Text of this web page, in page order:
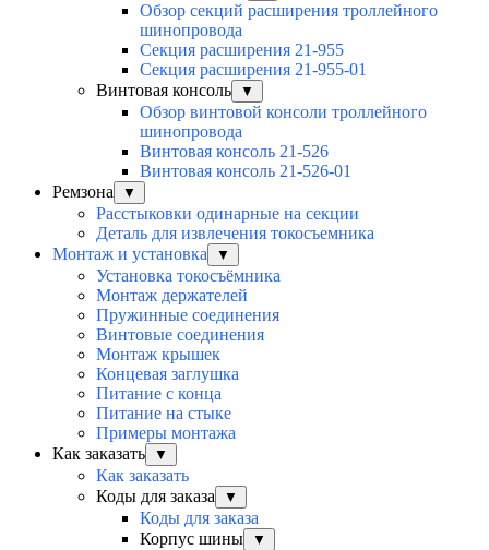
Обзор секций расширения троллейного
шинопровода
Секция расширения 21-955
Секция расширения 21-955-01
Винтовая консоль
▼
Обзор винтовой консоли троллейного
шинопровода
Винтовая консоль 21-526
Винтовая консоль 21-526-01
Ремзона
▼
Расстыковки одинарные на секции
Деталь для извлечения токосъемника
Монтаж и установка
▼
Установка токосъёмника
Монтаж держателей
Пружинные соединения
Винтовые соединения
Монтаж крышек
Концевая заглушка
Питание с конца
Питание на стыке
Примеры монтажа
Как заказать
▼
Как заказать
Коды для заказа
▼
Коды для заказа
Корпус шины
▼